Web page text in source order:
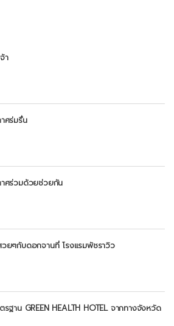
า
ศร่มรื่น
าศร่วมด้วยช่วยกัน
ยๆกับดอกจานที่ โรงแรมพัชราวิว
รฐาน GREEN HEALTH HOTEL จากทางจังหวัด